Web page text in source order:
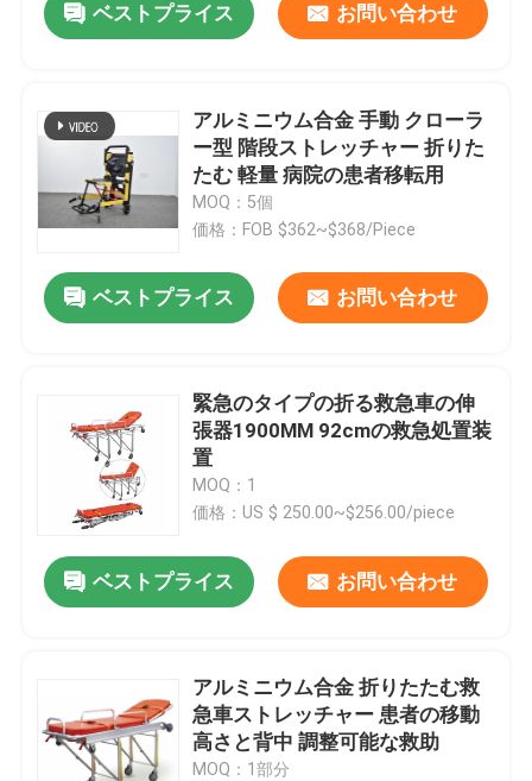
ベストプライス お問い合わせ
アルミニウム合金 手動 クローラ
ー型 階段ストレッチャー 折りた
たむ 軽量 病院の患者移転用
MOQ：5個
価格：FOB $362~$368/Piece
ベストプライス お問い合わせ
緊急のタイプの折る救急車の伸
張器1900MM 92cmの救急処置装
置
MOQ：1
価格：US $ 250.00~$256.00/piece
ベストプライス お問い合わせ
アルミニウム合金 折りたたむ救
急車ストレッチャー 患者の移動
高さと背中 調整可能な救助
MOQ：1部分